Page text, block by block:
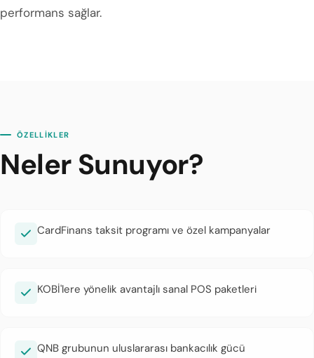
performans sağlar.
ÖZELLİKLER
Neler Sunuyor?
CardFinans taksit programı ve özel kampanyalar
KOBİ'lere yönelik avantajlı sanal POS paketleri
QNB grubunun uluslararası bankacılık gücü